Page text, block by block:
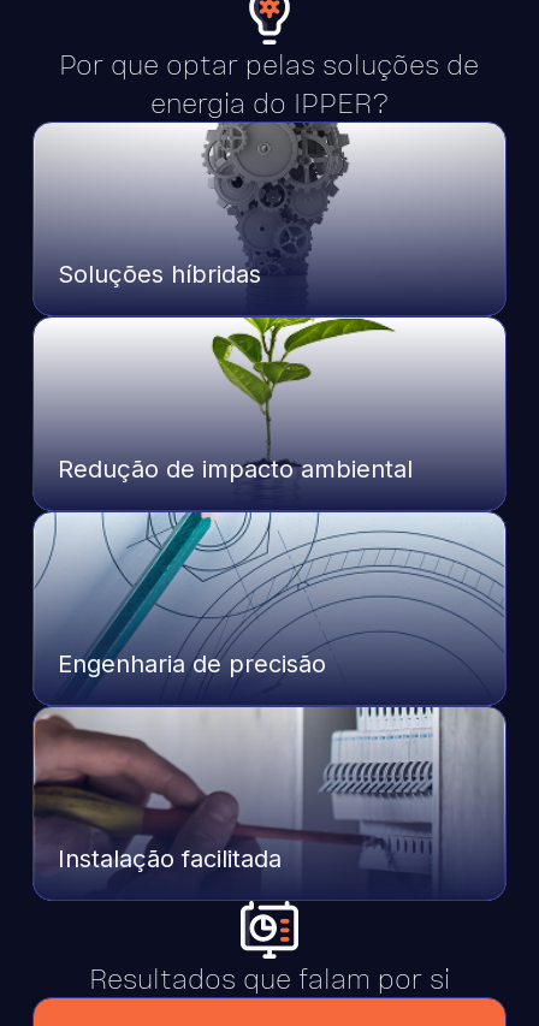
Por que optar pelas soluções de
energia do IPPER?
Soluções híbridas
Redução de impacto ambiental
Engenharia de precisão
Instalação facilitada
Resultados que falam por si